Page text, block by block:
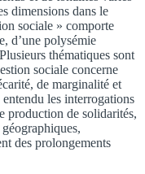
dimensions dans le
sociale » comporte
d’une polysémie
thématiques sont
sociale concerne
de marginalité et
les interrogations
production de solidarités,
des prolongements